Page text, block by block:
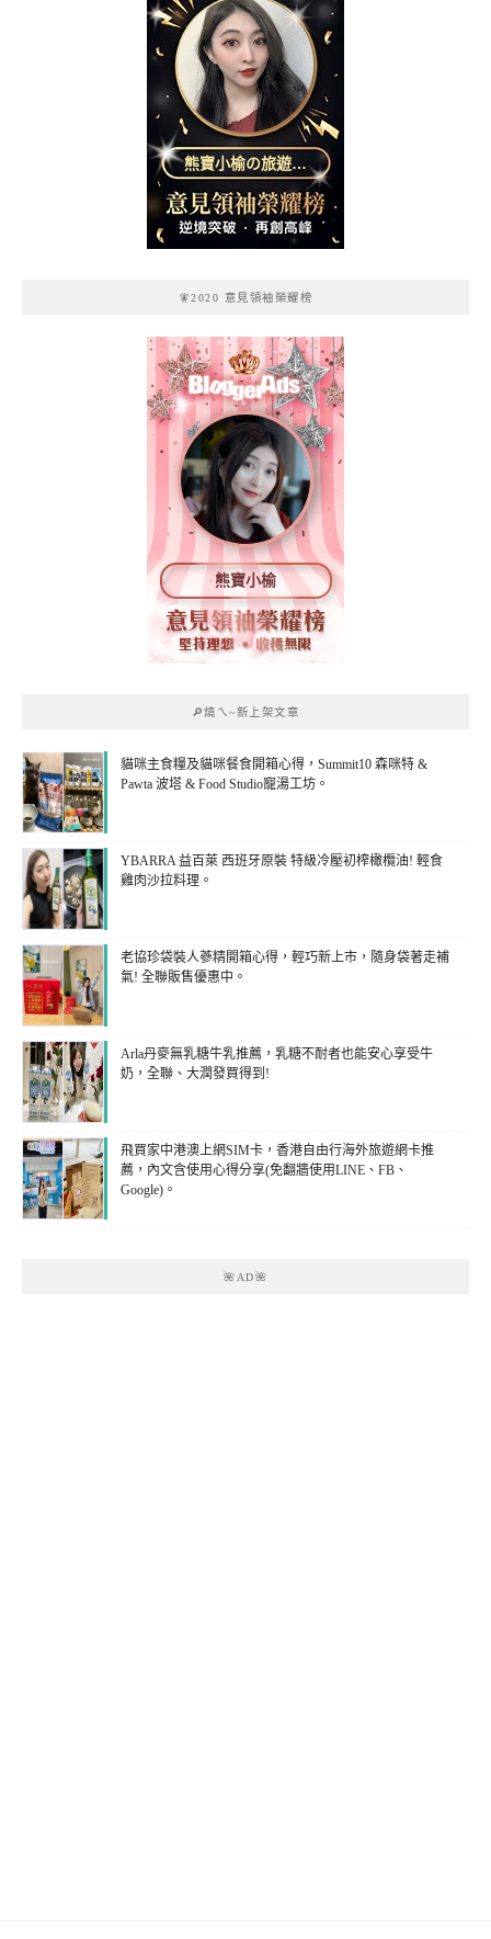
熊寶小榆の旅遊日
記
🧚2020 意見領袖榮耀榜
熊寶小榆
🔎燒ㄟ~新上架文章
貓咪主食糧及貓咪餐食開箱心得，Summit10 森咪特 &
Pawta 波塔 & Food Studio寵湯工坊。
YBARRA 益百萊 西班牙原裝 特級冷壓初榨橄欖油! 輕食
雞肉沙拉料理。
老協珍袋裝人蔘精開箱心得，輕巧新上市，隨身袋著走補
氣! 全聯販售優惠中。
Arla丹麥無乳糖牛乳推薦，乳糖不耐者也能安心享受牛
奶，全聯、大潤發買得到!
飛買家中港澳上網SIM卡，香港自由行海外旅遊網卡推
薦，內文含使用心得分享(免翻牆使用LINE、FB、
Google)。
🌺AD🌺